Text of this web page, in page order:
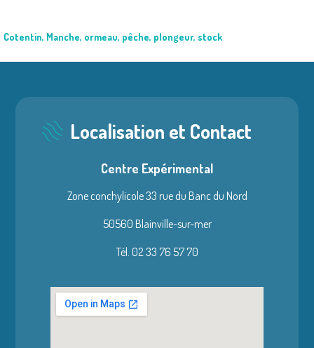
Cotentin, Manche, ormeau, pêche, plongeur, stock
Localisation et Contact
Centre Expérimental
Zone conchylicole 33 rue du Banc du Nord
50560 Blainville-sur-mer
Tél. 02 33 76 57 70